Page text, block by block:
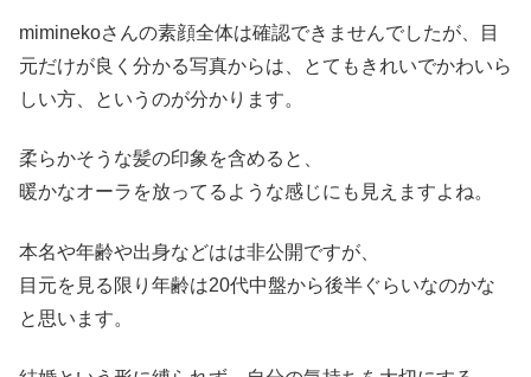
miminekoさんの素顔全体は確認できませんでしたが、目
元だけが良く分かる写真からは、とてもきれいでかわいら
しい方、というのが分かります。
柔らかそうな髪の印象を含めると、
暖かなオーラを放ってるような感じにも見えますよね。
本名や年齢や出身などはは非公開ですが、
目元を見る限り年齢は20代中盤から後半ぐらいなのかな
と思います。